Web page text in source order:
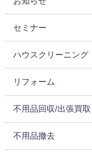
セミナー
ハウスクリーニング
リフォーム
不用品回収/出張買取
不用品撤去